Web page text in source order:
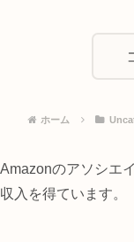
ホーム
Amazonのアソシエ
収入を得ています。